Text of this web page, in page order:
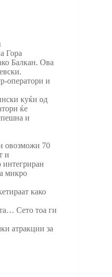
Гора
Балкан. Ова
оператори и
куќи од
ќе
и
овозможи 70
и
интегриран
микро
како
Сето тоа ги
атракции за